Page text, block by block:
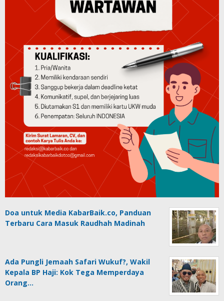
Doa untuk Media KabarBaik.co, Panduan
Terbaru Cara Masuk Raudhah Madinah
Ada Pungli Jemaah Safari Wukuf?, Wakil
Kepala BP Haji: Kok Tega Memperdaya
Orang…